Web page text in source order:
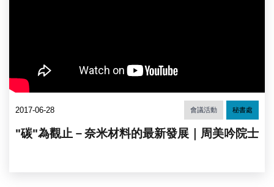
2017-06-28 會議活動 秘書處
"碳"為觀止－奈米材料的最新發展｜周美吟院士